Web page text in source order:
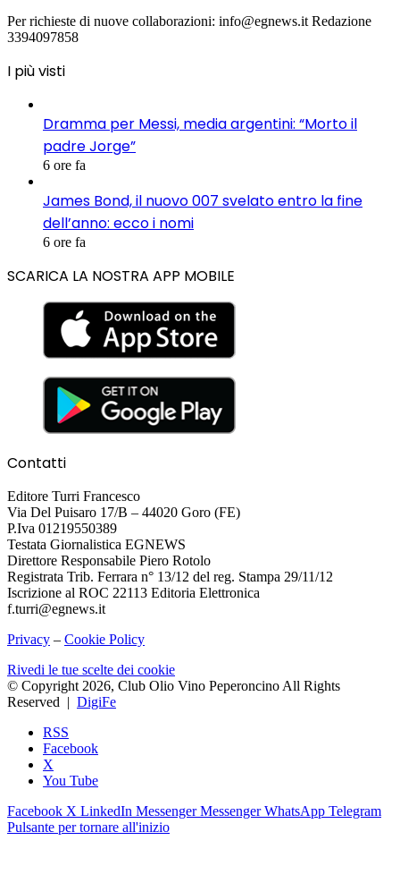
Per richieste di nuove collaborazioni: info@egnews.it Redazione
3394097858
I più visti
Dramma per Messi, media argentini: “Morto il
padre Jorge”
6 ore fa
James Bond, il nuovo 007 svelato entro la fine
dell’anno: ecco i nomi
6 ore fa
SCARICA LA NOSTRA APP MOBILE
Contatti
Editore Turri Francesco
Via Del Puisaro 17/B – 44020 Goro (FE)
P.Iva 01219550389
Testata Giornalistica EGNEWS
Direttore Responsabile Piero Rotolo
Registrata Trib. Ferrara n° 13/12 del reg. Stampa 29/11/12
Iscrizione al ROC 22113 Editoria Elettronica
f.turri@egnews.it
Privacy – Cookie Policy
Rivedi le tue scelte dei cookie
© Copyright 2026, Club Olio Vino Peperoncino All Rights
Reserved | DigiFe
RSS
Facebook
X
You Tube
Facebook X LinkedIn Messenger Messenger WhatsApp Telegram
Pulsante per tornare all'inizio